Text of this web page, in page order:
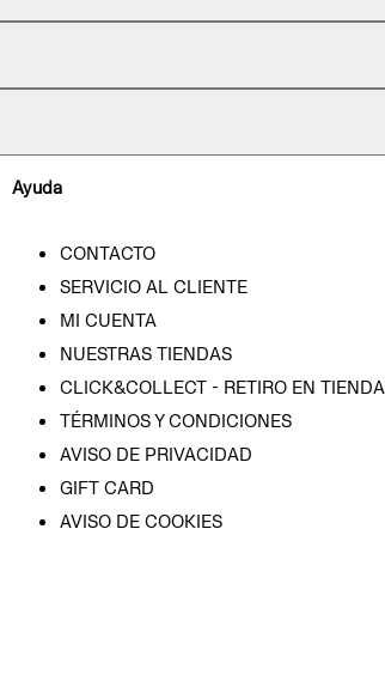
Ayuda
CONTACTO
SERVICIO AL CLIENTE
MI CUENTA
NUESTRAS TIENDAS
CLICK&COLLECT - RETIRO EN TIENDA
TÉRMINOS Y CONDICIONES
AVISO DE PRIVACIDAD
GIFT CARD
AVISO DE COOKIES